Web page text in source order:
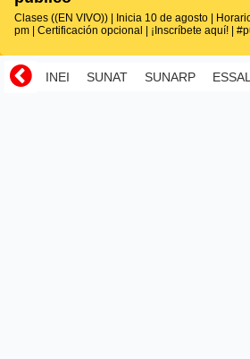
Clases ((EN VIVO)) | Inicia 10 de agosto |
pm | Certificación opcional | ¡Inscríbete aquí! |
INEI SUNAT SUNARP